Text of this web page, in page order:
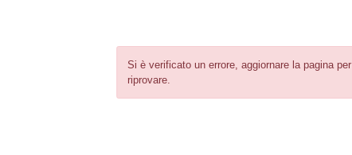
Si è verificato un errore, aggiornare la pagina per
riprovare.